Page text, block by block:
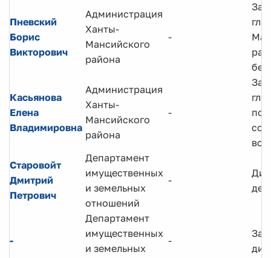
Пневский
Борис
Викторович
Администрация
Ханты-
Мансийского
района
-
Касьянова
Елена
Владимировна
Администрация
Ханты-
Мансийского
района
-
по
Старовойт
Дмитрий
Петрович
Департамент
имущественных
и земельных
отношений
-
-
Департамент
имущественных
и земельных
-